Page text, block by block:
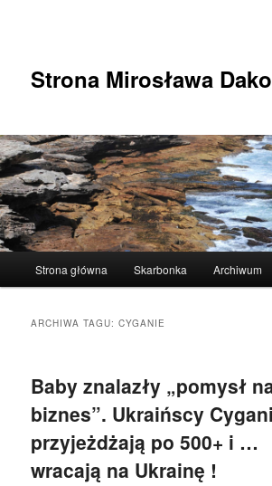
Strona Mirosława
Strona główna Skarbonka Archiwum
ARCHIWA TAGU:CYGANIE
Baby znalazły „pomysł
biznes”. Ukraińscy
przyjeżdżają po 500+ i …
wracają na Ukrainę !